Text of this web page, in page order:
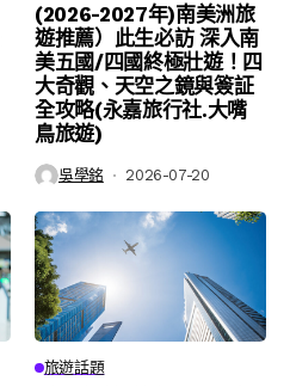
(2026-2027年)南美洲旅
遊推薦）此生必訪 深入南
美五國/四國終極壯遊！四
大奇觀、天空之鏡與簽証
全攻略(永嘉旅行社.大嘴
鳥旅遊)
吳學銘 2026-07-20
旅遊話題